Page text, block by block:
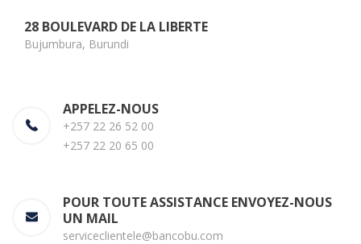
28 BOULEVARD DE LA LIBERTE
Bujumbura, Burundi
APPELEZ-NOUS
+257 22 26 52 00
+257 22 20 65 00
POUR TOUTE ASSISTANCE ENVOYEZ-NOUS
UN MAIL
serviceclientele@bancobu.com